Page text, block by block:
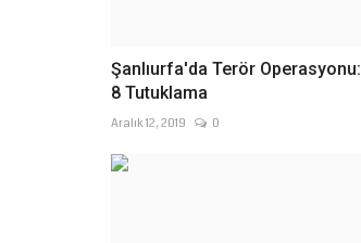
Şanlıurfa'da Terör Operasyonu:
8 Tutuklama
Aralık 12, 2019 0